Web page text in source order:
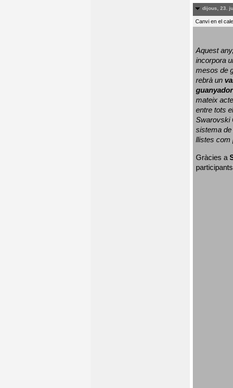
dijous, 23.
Canvi en el
Aquest
incorpora
mesos de
rebrà un
mateix
entre tots
Swarovski
sistema
llistes com
Gràcies a